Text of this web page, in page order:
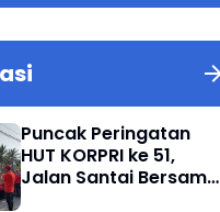
Puncak Peringatan
HUT KORPRI ke 51,
Jalan Santai Bersama